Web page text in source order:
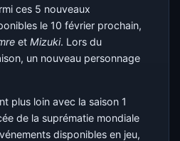
ces 5 nouveaux
le 10 février prochain,
etMizuki. Lors du
un nouveau personnage
plus loin avec la saison 1
de la suprématie mondiale
disponibles en jeu,